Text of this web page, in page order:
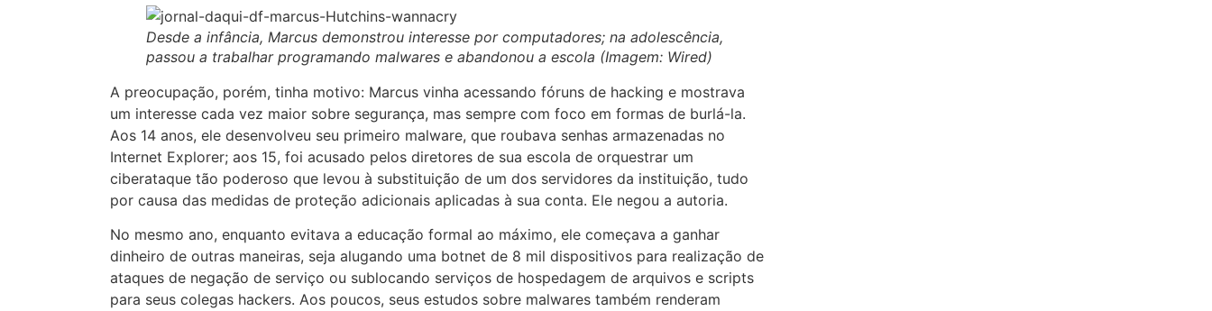
Desde a infância, Marcus demonstrou interesse por computadores; na adolescência,
passou a trabalhar programando malwares e abandonou a escola (Imagem: Wired)
A preocupação, porém, tinha motivo: Marcus vinha acessando fóruns de hacking e mostrava
um interesse cada vez maior sobre segurança, mas sempre com foco em formas de burlá-la.
Aos 14 anos, ele desenvolveu seu primeiro malware, que roubava senhas armazenadas no
Internet Explorer; aos 15, foi acusado pelos diretores de sua escola de orquestrar um
ciberataque tão poderoso que levou à substituição de um dos servidores da instituição, tudo
por causa das medidas de proteção adicionais aplicadas à sua conta. Ele negou a autoria.
No mesmo ano, enquanto evitava a educação formal ao máximo, ele começava a ganhar
dinheiro de outras maneiras, seja alugando uma botnet de 8 mil dispositivos para realização de
ataques de negação de serviço ou sublocando serviços de hospedagem de arquivos e scripts
para seus colegas hackers. Aos poucos, seus estudos sobre malwares também renderam